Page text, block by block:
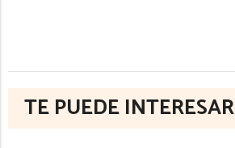
TE PUEDE INTERESAR